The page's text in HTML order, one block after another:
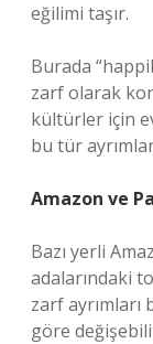
eğilimi taşır.
Burada
zarf olarak
kültürler için
bu tür
Amazon ve
Bazı yerli
adalarındaki
zarf ayrımları
göre